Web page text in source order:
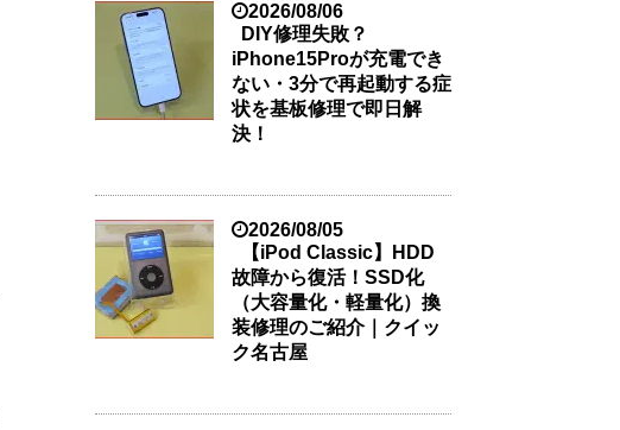
2026/08/06
DIY修理失敗？
iPhone15Proが充電でき
ない・3分で再起動する症
状を基板修理で即日解
決！
2026/08/05
【iPod Classic】HDD
故障から復活！SSD化
（大容量化・軽量化）換
装修理のご紹介｜クイッ
ク名古屋